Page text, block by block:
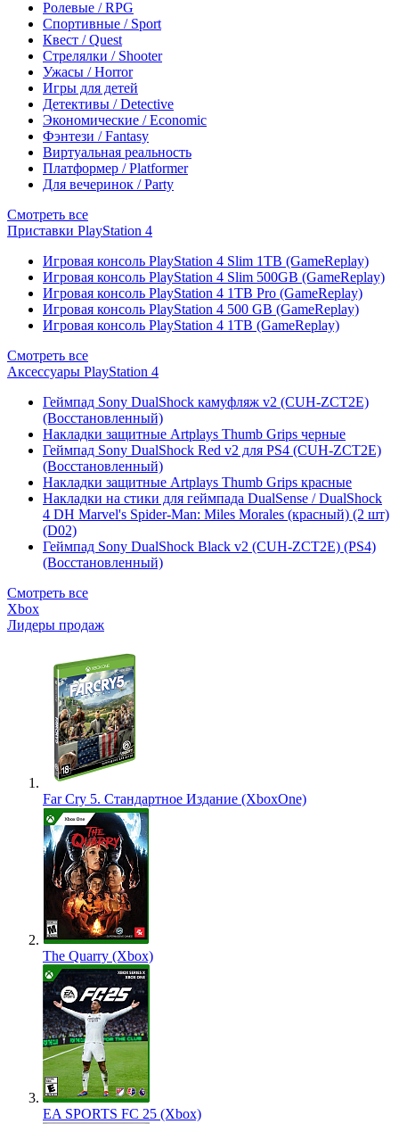
Ролевые / RPG
Спортивные / Sport
Квест / Quest
Стрелялки / Shooter
Ужасы / Horror
Игры для детей
Детективы / Detective
Экономические / Economic
Фэнтези / Fantasy
Виртуальная реальность
Платформер / Platformer
Для вечеринок / Party
Смотреть все
Приставки PlayStation 4
Игровая консоль PlayStation 4 Slim 1TB (GameReplay)
Игровая консоль PlayStation 4 Slim 500GB (GameReplay)
Игровая консоль PlayStation 4 1TB Pro (GameReplay)
Игровая консоль PlayStation 4 500 GB (GameReplay)
Игровая консоль PlayStation 4 1TB (GameReplay)
Смотреть все
Аксессуары PlayStation 4
Геймпад Sony DualShock камуфляж v2 (CUH-ZCT2E)
(Восстановленный)
Накладки защитные Artplays Thumb Grips черные
Геймпад Sony DualShock Red v2 для PS4 (CUH-ZCT2E)
(Восстановленный)
Накладки защитные Artplays Thumb Grips красные
Накладки на стики для геймпада DualSense / DualShock
4 DH Marvel's Spider-Man: Miles Morales (красный) (2 шт)
(D02)
Геймпад Sony DualShock Black v2 (CUH-ZCT2E) (PS4)
(Восстановленный)
Смотреть все
Xbox
Лидеры продаж
Far Cry 5. Стандартное Издание (XboxOne)
The Quarry (Xbox)
EA SPORTS FC 25 (Xbox)